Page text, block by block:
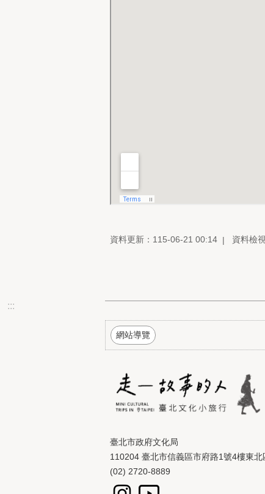
資料更新：115-06-21 00:14 資料檢
:::
網站導覽
臺北市政府文化局
110204 臺北市信義區市府路1號4樓東北
(02) 2720-8889